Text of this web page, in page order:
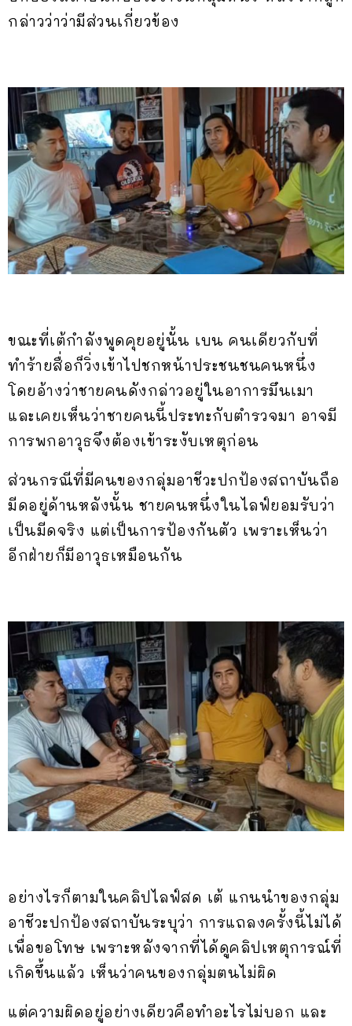
กล่าวว่าว่ามีส่วนเกี่ยวข้อง
ขณะที่เต้กำลังพูดคุยอยู่นั้น เบน คนเดียวกับที่
ทำร้ายสื่อก็วิ่งเข้าไปชกหน้าประชนชนคนหนึ่ง
โดยอ้างว่าชายคนดังกล่าวอยู่ในอาการมึนเมา
และเคยเห็นว่าชายคนนี้ประทะกับตำรวจมา อาจมี
การพกอาวุธจึงต้องเข้าระงับเหตุก่อน
ส่วนกรณีที่มีคนของกลุ่มอาชีวะปกป้องสถาบันถือ
มีดอยู่ด้านหลังนั้น ชายคนหนึ่งในไลฟ์ยอมรับว่า
เป็นมีดจริง แต่เป็นการป้องกันตัว เพราะเห็นว่า
อีกฝ่ายก็มีอาวุธเหมือนกัน
อย่างไรก็ตามในคลิปไลฟ์สด เต้ แกนนำของกลุ่ม
อาชีวะปกป้องสถาบันระบุว่า การแถลงครั้งนี้ไม่ได้
เพื่อขอโทษ เพราะหลังจากที่ได้ดูคลิปเหตุการณ์ที่
เกิดขึ้นแล้ว เห็นว่าคนของกลุ่มตนไม่ผิด
แต่ความผิดอยู่อย่างเดียวคือทำอะไรไม่บอก และ